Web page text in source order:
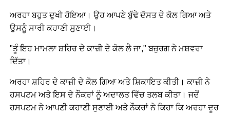
ਅਰਹਾ ਬਹੁਤ ਦੁਖੀ ਹੋਇਆ। ਉਹ ਆਪਣੇ ਬੁੱਢੇ ਦੋਸਤ ਦੇ ਕੋਲ ਗਿਆ ਅਤੇ
ਉਸਨੂੰ ਸਾਰੀ ਕਹਾਣੀ ਸੁਣਾਈ।
"ਤੂੰ ਇਹ ਮਾਮਲਾ ਸ਼ਹਿਰ ਦੇ ਕਾਜ਼ੀ ਦੇ ਕੋਲ ਲੈ ਜਾ," ਬਜ਼ੁਰਗ ਨੇ ਮਸ਼ਵਰਾ
ਦਿੱਤਾ।
ਅਰਹਾ ਸ਼ਹਿਰ ਦੇ ਕਾਜ਼ੀ ਦੇ ਕੋਲ ਗਿਆ ਅਤੇ ਸ਼ਿਕਾਇਤ ਕੀਤੀ। ਕਾਜ਼ੀ ਨੇ
ਹਸਪਟਮ ਅਤੇ ਇਸ ਦੇ ਨੌਕਰਾਂ ਨੂੰ ਅਦਾਲਤ ਵਿੱਚ ਤਲਬ ਕੀਤਾ। ਜਦੋਂ
ਹਸਪਟਮ ਨੇ ਆਪਣੀ ਕਹਾਣੀ ਸੁਣਾਈ ਅਤੇ ਨੌਕਰਾਂ ਨੇ ਕਿਹਾ ਕਿ ਅਰਹਾ ਦੂਰ